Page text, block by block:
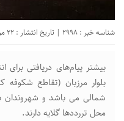
شناسه خبر : 2998 | تاریخ انتشار : 22 مرداد 1401 - 2:21 |
بیشتر پیام‌های دریافتی برای
بلوار مرزبان (تقاطع شکوفه
شمالی می باشد و شهروندان
محل تررددها گلایه دارند.